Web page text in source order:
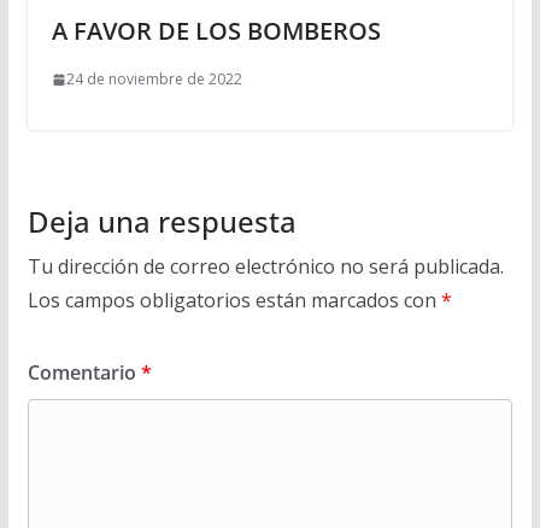
A FAVOR DE LOS BOMBEROS
24 de noviembre de 2022
Deja una respuesta
Tu dirección de correo electrónico no será publicada.
Los campos obligatorios están marcados con *
Comentario *